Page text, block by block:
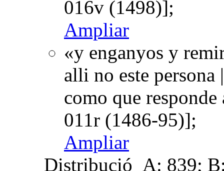
016v (1498)];
Ampliar
«y enganyos y
alli no este
como que
011r (1486-95)];
Ampliar
Distribució A: 839;